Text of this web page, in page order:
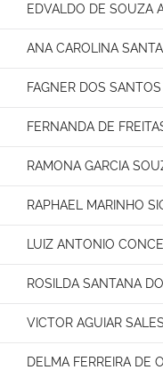
EDVALDO DE SOUZA
ANA CAROLINA
FAGNER DOS
FERNANDA DE
RAMONA GARCIA
RAPHAEL MARINHO
LUIZ ANTONIO
ROSILDA SANTANA
VICTOR AGUIAR SALES
DELMA FERREIRA DE